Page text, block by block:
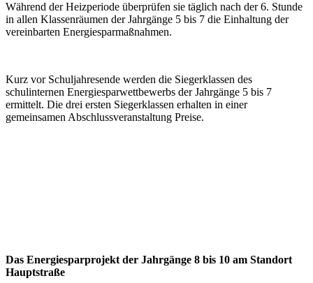
Während der Heizperiode überprüfen sie täglich nach der 6. Stunde
in allen Klassenräumen der Jahrgänge 5 bis 7 die Einhaltung der
vereinbarten Energiesparmaßnahmen.
Kurz vor Schuljahresende werden die Siegerklassen des
schulinternen Energiesparwettbewerbs der Jahrgänge 5 bis 7
ermittelt. Die drei ersten Siegerklassen erhalten in einer
gemeinsamen Abschlussveranstaltung Preise.
Das Energiesparprojekt der Jahrgänge 8 bis 10 am Standort
Hauptstraße